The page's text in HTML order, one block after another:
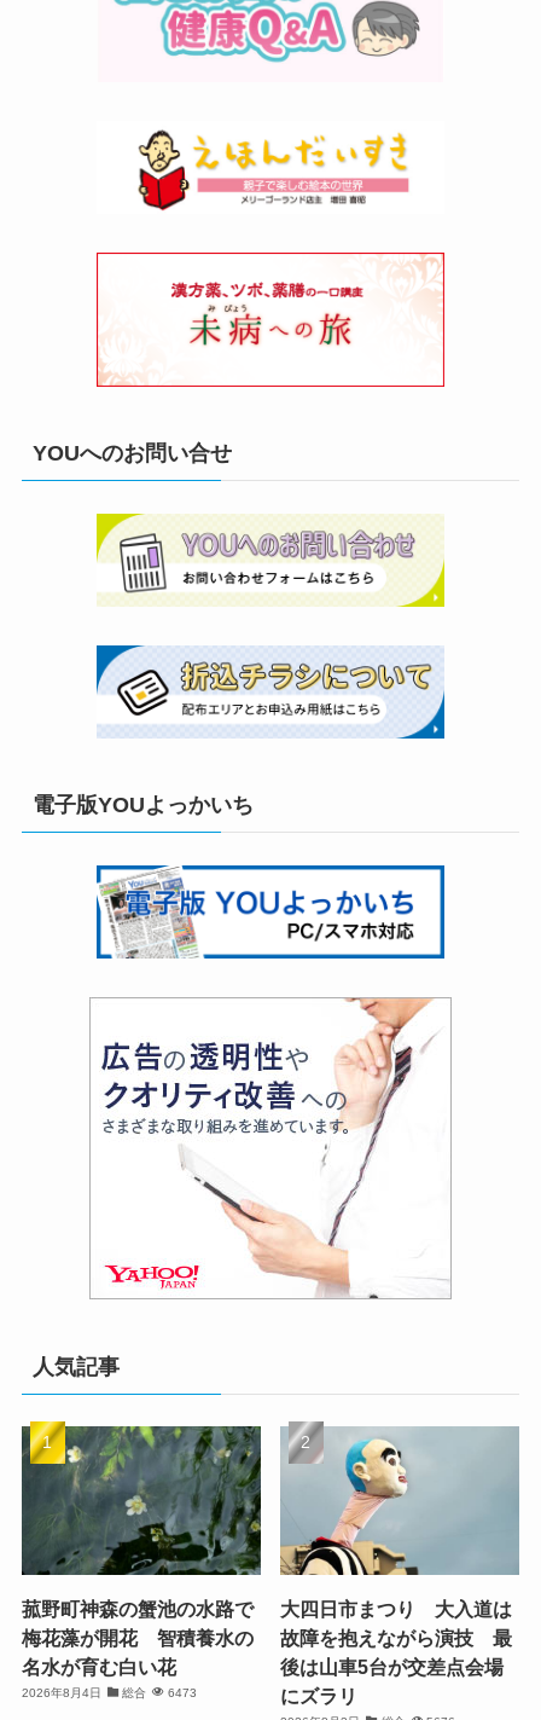
YOUへのお問い合せ
電子版YOUよっかいち
人気記事
菰野町神森の蟹池の水路で
梅花藻が開花 智積養水の
名水が育む白い花
2026年8月4日 総合 6473
大四日市まつり 大入道は
故障を抱えながら演技 最
後は山車5台が交差点会場
にズラリ